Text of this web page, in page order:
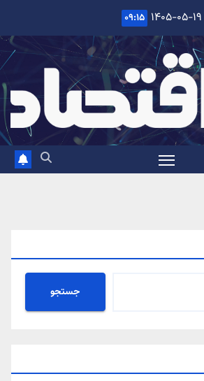
۱۴۰۵-۰۵-۱۹ ۰۹:۱۵
جستجو